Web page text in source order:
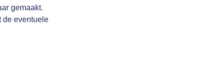
gemaakt.
de eventuele